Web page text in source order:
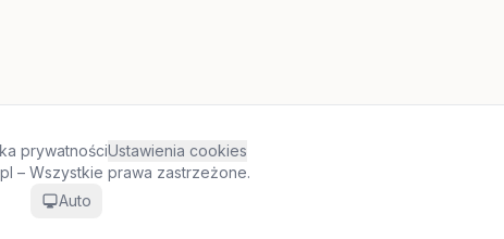
prywatnościUstawienia cookies
– Wszystkie prawa zastrzeżone.
Auto